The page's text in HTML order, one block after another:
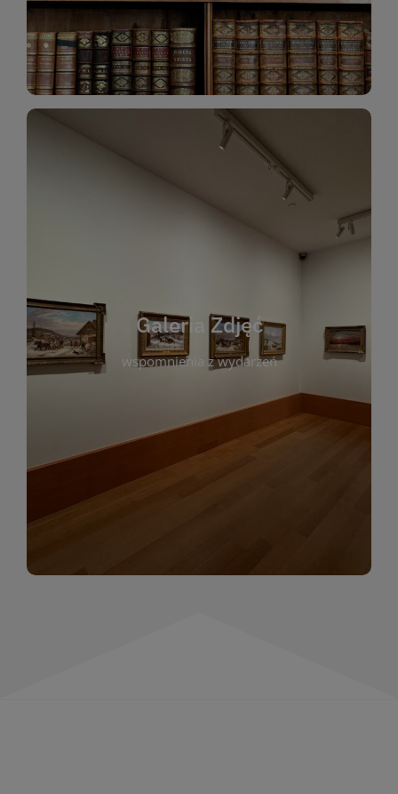
Katalog Zbiorów
Galeria Zdjęć
wspomnienia z wydarzeń
Galeria Zdjęć
wspomnienia z wydarzeń, spotkań i projektów
którym można zobaczyć, jak żyje nasza biblioteka
i jej społeczność. Zdjęcia dokumentują zarówno
uroczyste chwile, jak i codzienne aktywności
czytelników. Regularnie dodajemy nowe galerie,
by każdy mógł powrócić do wyjątkowych
momentów. Zapraszamy do obejrzenia,
wspominania i inspirowania się!